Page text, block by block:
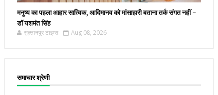
मनुष्य का पहला आहार सात्विक, आदिमानव को मांसाहारी बताना तर्क संगत नहीं -
डॉ यशमंत सिंह
सुल्तानपुर टाइम्स Aug 08, 2026
समाचार श्रेणी